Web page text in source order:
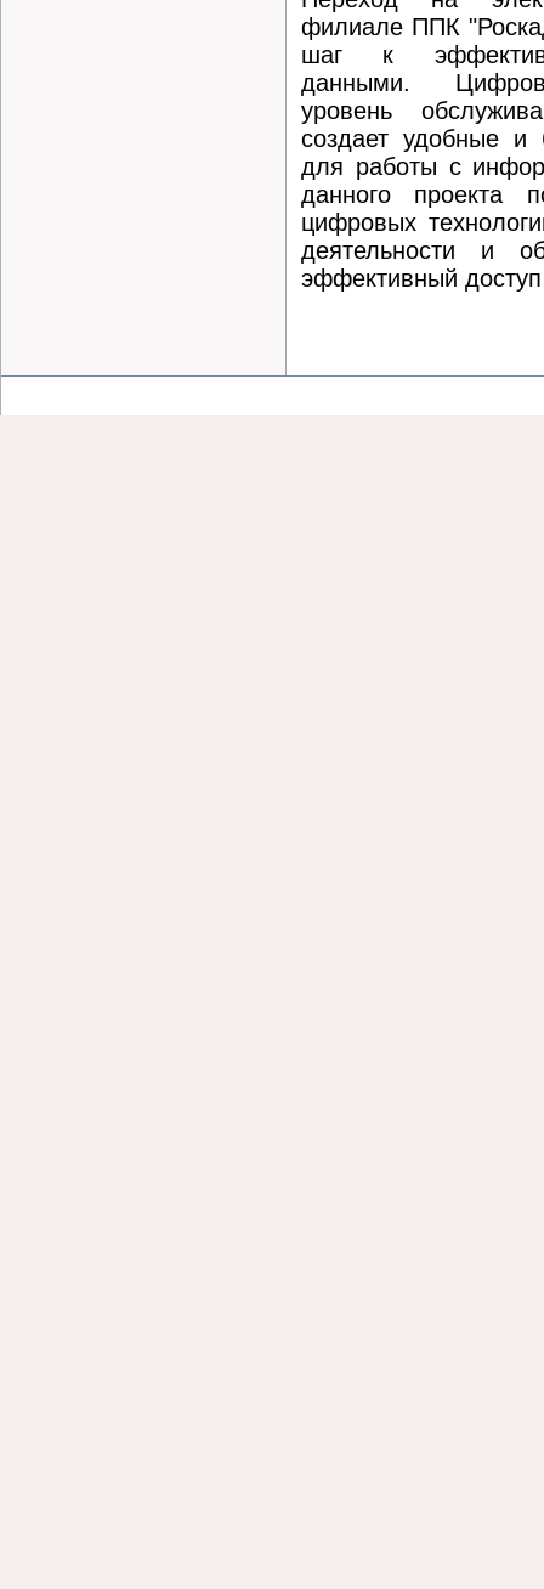
филиале ППК
шаг к
данными.
уровень
создает удобные и
для работы с
данного проекта
цифровых
деятельности и
эффективный